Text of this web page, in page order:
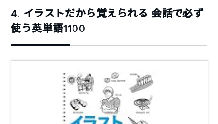
4. イラストだから覚えられる 会話で必ず
使う英単語1100